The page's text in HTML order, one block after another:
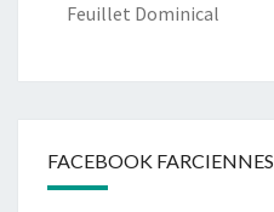
Feuillet Dominical
FACEBOOK FARCIENNES